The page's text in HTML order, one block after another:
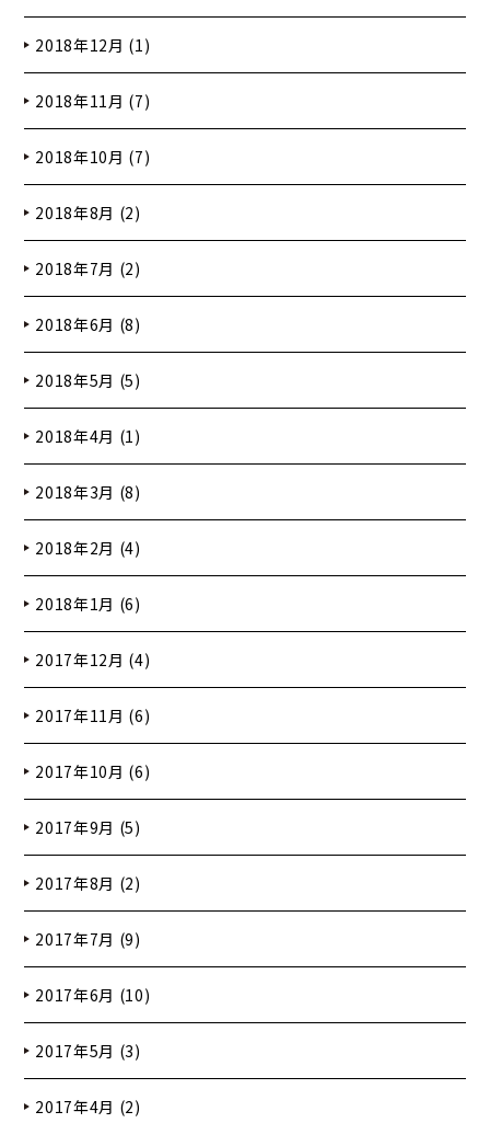
2018年12月 (1)
2018年11月 (7)
2018年10月 (7)
2018年8月 (2)
2018年7月 (2)
2018年6月 (8)
2018年5月 (5)
2018年4月 (1)
2018年3月 (8)
2018年2月 (4)
2018年1月 (6)
2017年12月 (4)
2017年11月 (6)
2017年10月 (6)
2017年9月 (5)
2017年8月 (2)
2017年7月 (9)
2017年6月 (10)
2017年5月 (3)
2017年4月 (2)